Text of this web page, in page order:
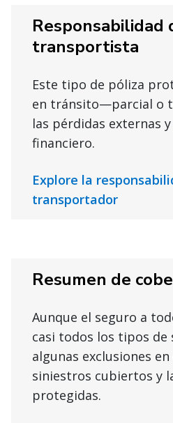
Responsabilidad
transportista
Este tipo de póliza
en tránsito—parcial o
las pérdidas externas
financiero.
Explore la
transportador
Resumen de
Aunque el seguro a
casi todos los tipos de
algunas exclusiones
siniestros cubiertos y
protegidas.